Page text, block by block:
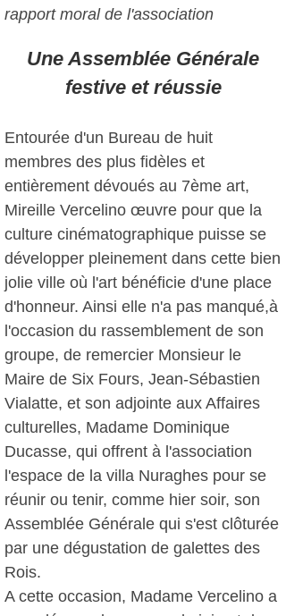
rapport moral de l'association
Une Assemblée Générale
festive et réussie
Entourée d'un Bureau de huit
membres des plus fidèles et
entièrement dévoués au 7ème art,
Mireille Vercelino œuvre pour que la
culture cinématographique puisse se
développer pleinement dans cette bien
jolie ville où l'art bénéficie d'une place
d'honneur. Ainsi elle n'a pas manqué,à
l'occasion du rassemblement de son
groupe, de remercier Monsieur le
Maire de Six Fours, Jean-Sébastien
Vialatte, et son adjointe aux Affaires
culturelles, Madame Dominique
Ducasse, qui offrent à l'association
l'espace de la villa Nuraghes pour se
réunir ou tenir, comme hier soir, son
Assemblée Générale qui s'est clôturée
par une dégustation de galettes des
Rois.
A cette occasion, Madame Vercelino a